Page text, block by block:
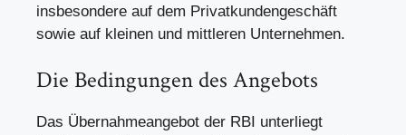
insbesondere auf dem Privatkundengeschäft
sowie auf kleinen und mittleren Unternehmen.
Die Bedingungen des Angebots
Das Übernahmeangebot der RBI unterliegt